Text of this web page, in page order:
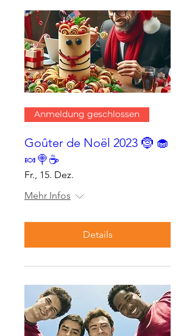
Anmeldung geschlossen
Goûter de Noël 2023 🤶 🧁
🍬🍭☕
Fr., 15. Dez.
Mehr Infos
Details